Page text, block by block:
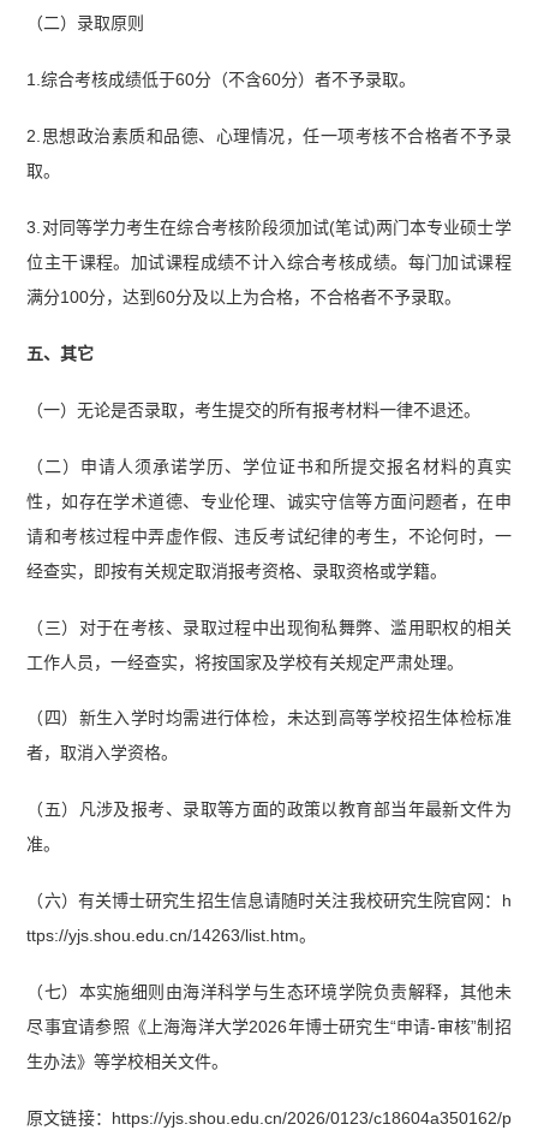
（二）录取原则
1.综合考核成绩低于60分（不含60分）者不予录取。
2.思想政治素质和品德、心理情况，任一项考核不合格者不予录
取。
3.对同等学力考生在综合考核阶段须加试(笔试)两门本专业硕士学
位主干课程。加试课程成绩不计入综合考核成绩。每门加试课程
满分100分，达到60分及以上为合格，不合格者不予录取。
五、其它
（一）无论是否录取，考生提交的所有报考材料一律不退还。
（二）申请人须承诺学历、学位证书和所提交报名材料的真实
性，如存在学术道德、专业伦理、诚实守信等方面问题者，在申
请和考核过程中弄虚作假、违反考试纪律的考生，不论何时，一
经查实，即按有关规定取消报考资格、录取资格或学籍。
（三）对于在考核、录取过程中出现徇私舞弊、滥用职权的相关
工作人员，一经查实，将按国家及学校有关规定严肃处理。
（四）新生入学时均需进行体检，未达到高等学校招生体检标准
者，取消入学资格。
（五）凡涉及报考、录取等方面的政策以教育部当年最新文件为
准。
（六）有关博士研究生招生信息请随时关注我校研究生院官网：h
ttps://yjs.shou.edu.cn/14263/list.htm。
（七）本实施细则由海洋科学与生态环境学院负责解释，其他未
尽事宜请参照《上海海洋大学2026年博士研究生“申请-审核”制招
生办法》等学校相关文件。
原文链接：https://yjs.shou.edu.cn/2026/0123/c18604a350162/p